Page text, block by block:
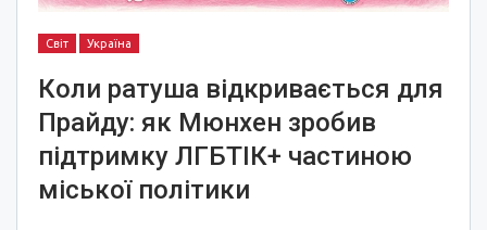
Світ Україна
Коли ратуша відкривається для
Прайду: як Мюнхен зробив
підтримку ЛГБТІК+ частиною
міської політики